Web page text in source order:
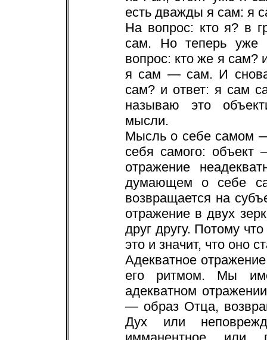
есть дважды я сам: я
На вопрос: кто я? в
сам. Но теперь уже
вопрос: кто же я сам?
я сам — сам. И
сам? и ответ: я сам
называю это
мысли.
Мысль о себе самом
себя самого: объект
отражение
думающем о себе
возвращается на
отражение в двух
друг другу. Потому
это и значит, что оно
Адекватное
его ритмом. Мы
адекватном
— образ Отца,
Дух или